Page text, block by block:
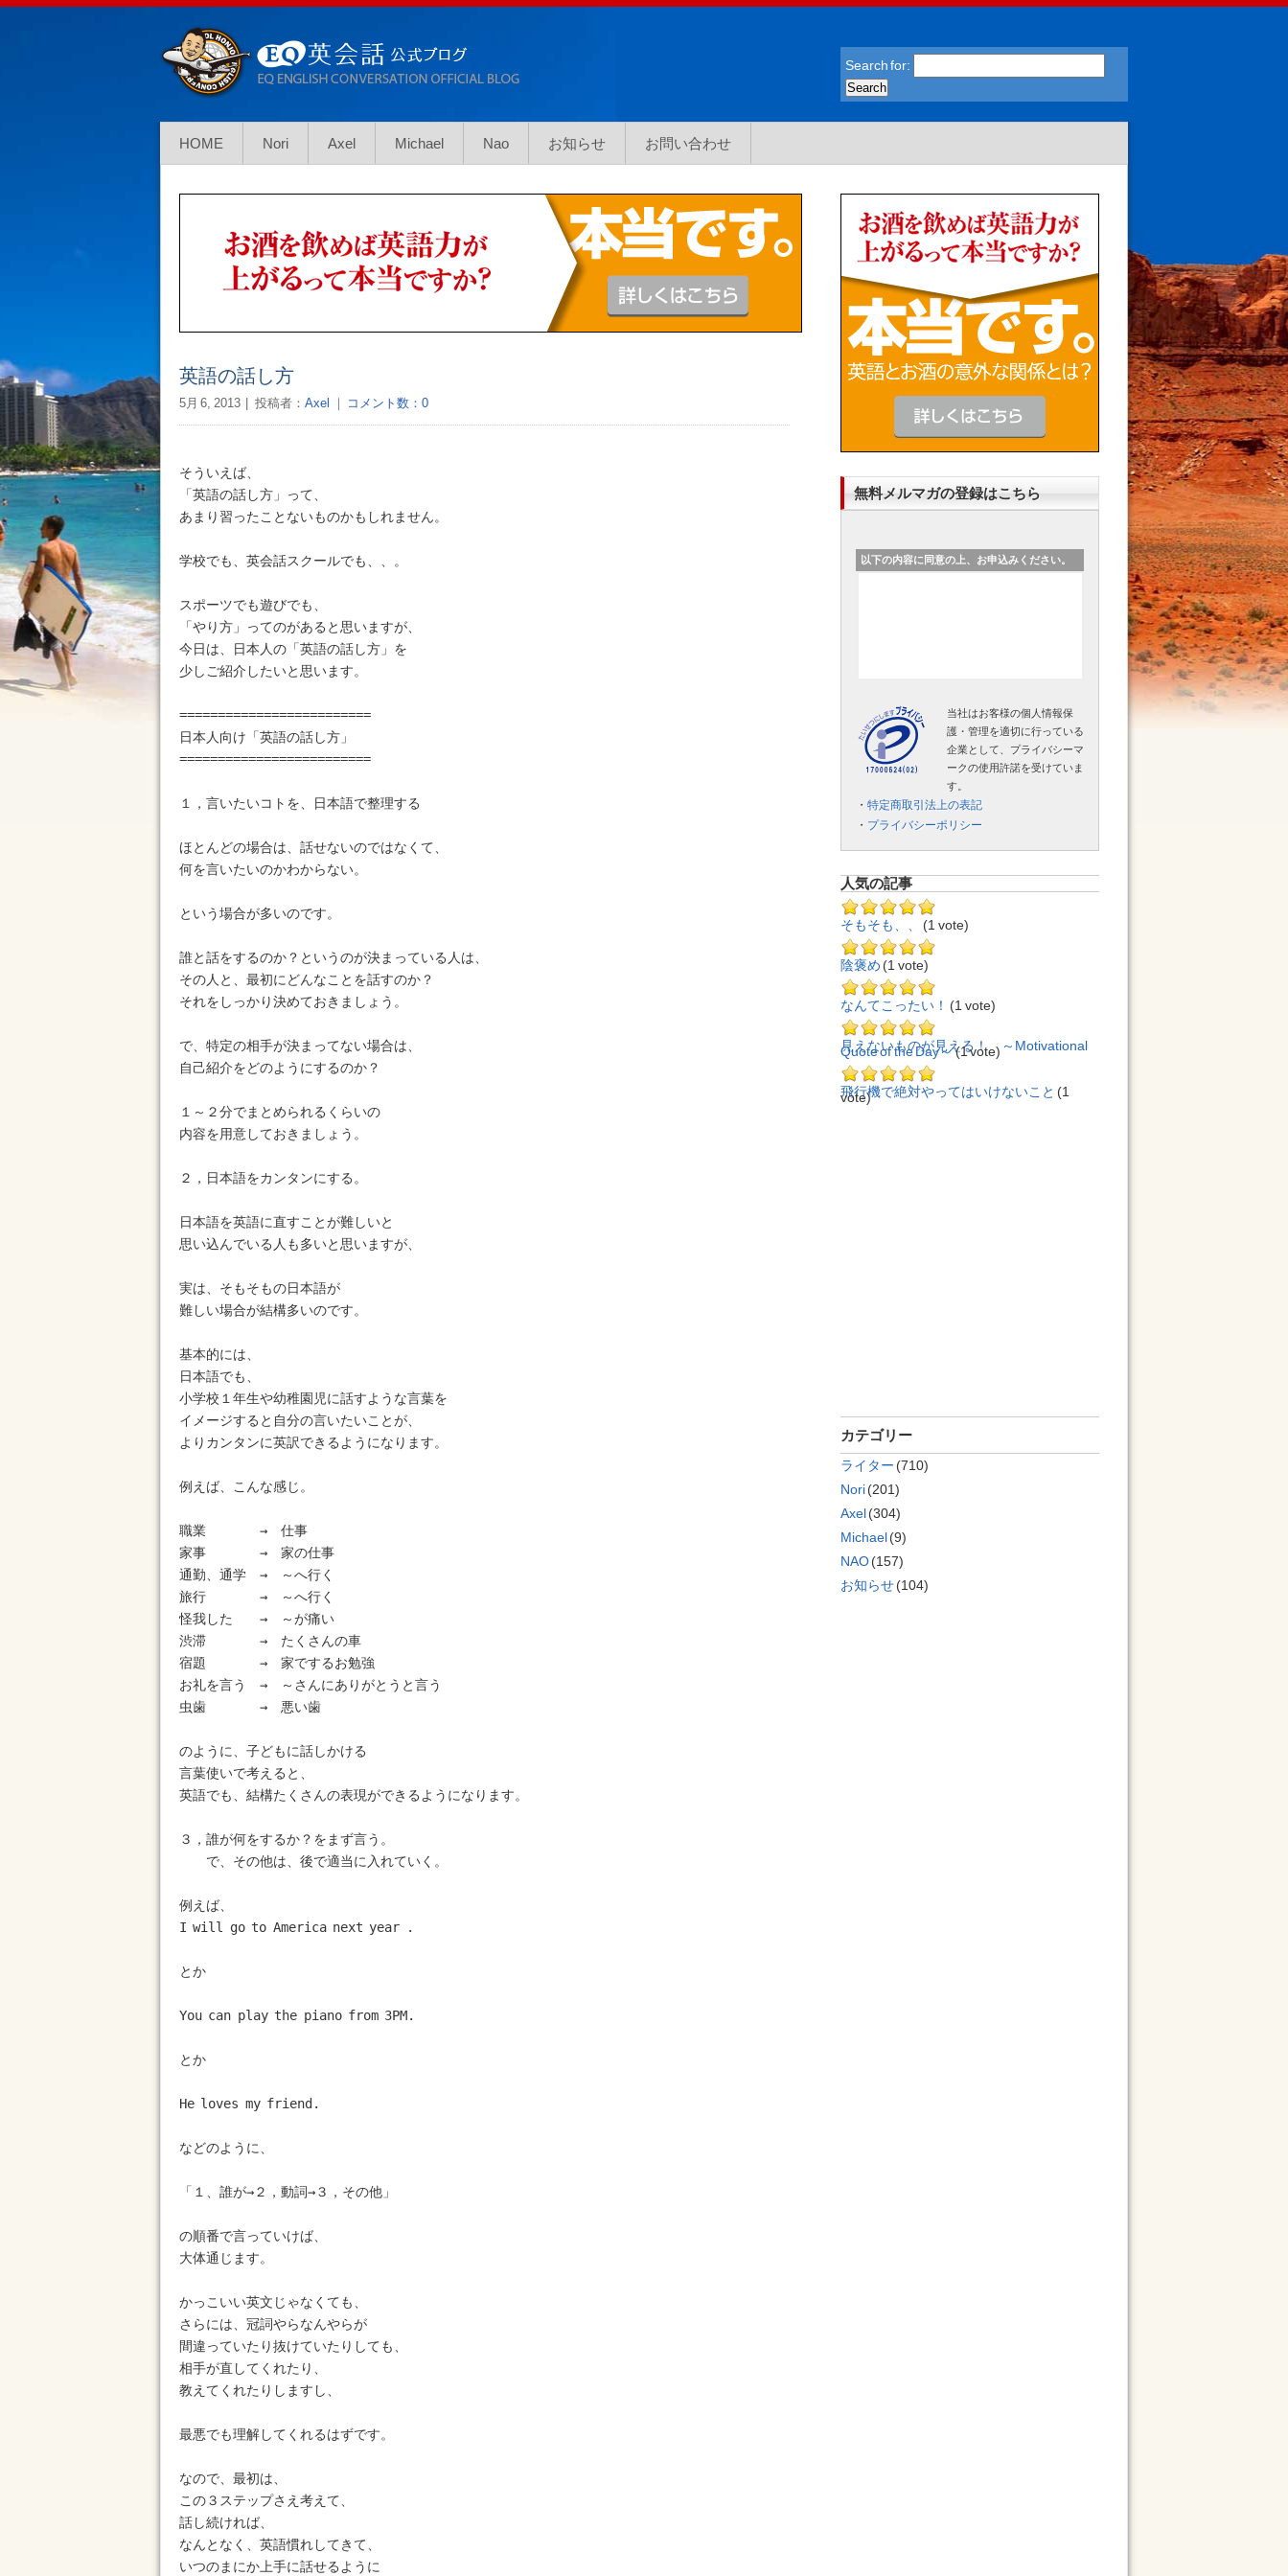
Search for:
HOME Nori Axel Michael Nao お知らせ お問い合わせ
英語の話し方
5月 6, 2013 投稿者：Axel ｜ コメント数：0
そういえば、
「英語の話し方」って、
あまり習ったことないものかもしれません。
学校でも、英会話スクールでも、、。
スポーツでも遊びでも、
「やり方」ってのがあると思いますが、
今日は、日本人の「英語の話し方」を
少しご紹介したいと思います。
=========================
日本人向け「英語の話し方」
=========================
１，言いたいコトを、日本語で整理する
ほとんどの場合は、話せないのではなくて、
何を言いたいのかわからない。
という場合が多いのです。
誰と話をするのか？というのが決まっている人は、
その人と、最初にどんなことを話すのか？
それをしっかり決めておきましょう。
で、特定の相手が決まってない場合は、
自己紹介をどのようにするのか？
１～２分でまとめられるくらいの
内容を用意しておきましょう。
２，日本語をカンタンにする。
日本語を英語に直すことが難しいと
思い込んでいる人も多いと思いますが、
実は、そもそもの日本語が
難しい場合が結構多いのです。
基本的には、
日本語でも、
小学校１年生や幼稚園児に話すような言葉を
イメージすると自分の言いたいことが、
よりカンタンに英訳できるようになります。
例えば、こんな感じ。
職業　　　　→　仕事
家事　　　　→　家の仕事
通勤、通学　→　～へ行く
旅行　　　　→　～へ行く
怪我した　　→　～が痛い
渋滞　　　　→　たくさんの車
宿題　　　　→　家でするお勉強
お礼を言う　→　～さんにありがとうと言う
虫歯　　　　→　悪い歯
のように、子どもに話しかける
言葉使いで考えると、
英語でも、結構たくさんの表現ができるようになります。
３，誰が何をするか？をまず言う。
で、その他は、後で適当に入れていく。
例えば、
I will go to America next year .
とか
You can play the piano from 3PM.
とか
He loves my friend.
などのように、
「１、誰が→２，動詞→３，その他」
の順番で言っていけば、
大体通じます。
かっこいい英文じゃなくても、
さらには、冠詞やらなんやらが
間違っていたり抜けていたりしても、
相手が直してくれたり、
教えてくれたりしますし、
最悪でも理解してくれるはずです。
なので、最初は、
この３ステップさえ考えて、
話し続ければ、
なんとなく、英語慣れしてきて、
いつのまにか上手に話せるように
無料メルマガの登録はこちら
以下の内容に同意の上、お申込みください。
当社はお客様の個人情報保
護・管理を適切に行っている
企業として、プライバシーマ
ークの使用許諾を受けていま
す。
・ 特定商取引法上の表記
・ プライバシーポリシー
人気の記事
そもそも、、 (1 vote)
陰褒め (1 vote)
なんてこったい！ (1 vote)
見えないものが見える！ ～Motivational
Quote of the Day～(1 vote)
飛行機で絶対やってはいけないこと (1
vote)
カテゴリー
ライター (710)
Nori(201)
Axel(304)
Michael(9)
NAO(157)
お知らせ(104)